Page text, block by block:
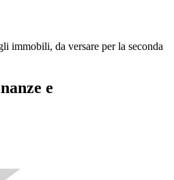
immobili, da versare per la seconda
e